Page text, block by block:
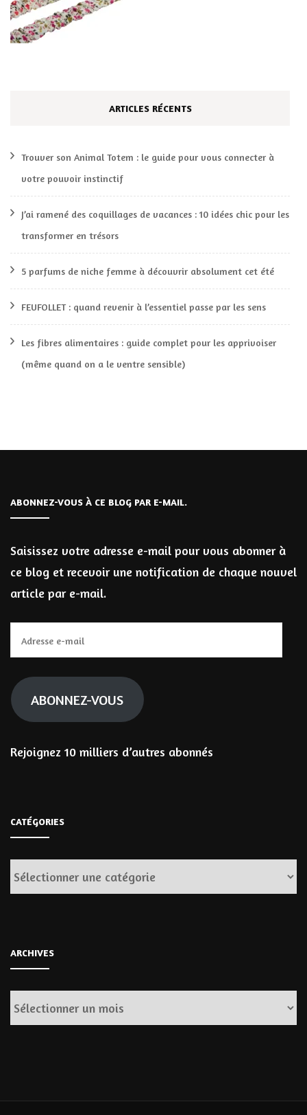
ARTICLES RÉCENTS
Trouver son Animal Totem : le guide pour vous connecter à
votre pouvoir instinctif
J’ai ramené des coquillages de vacances : 10 idées chic pour les
transformer en trésors
5 parfums de niche femme à découvrir absolument cet été
FEUFOLLET : quand revenir à l’essentiel passe par les sens
Les fibres alimentaires : guide complet pour les apprivoiser
(même quand on a le ventre sensible)
ABONNEZ-VOUS À CE BLOG PAR E-MAIL.
Saisissez votre adresse e-mail pour vous abonner à
ce blog et recevoir une notification de chaque nouvel
article par e-mail.
e-
mail
ABONNEZ-VOUS
Rejoignez 10 milliers d’autres abonnés
CATÉGORIES
Catégories
ARCHIVES
Archives